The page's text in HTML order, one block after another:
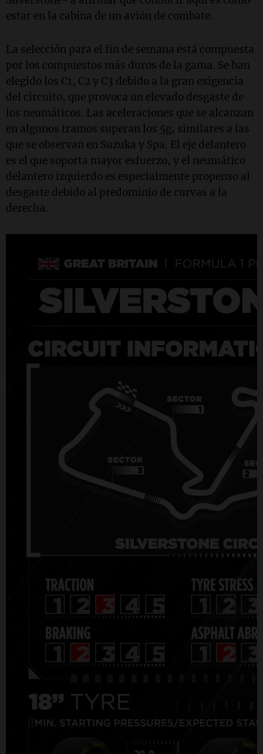
estar en la cabina de un avión de combate.
La selección para el fin de semana está compuesta
por los compuestos más duros de la gama. Se han
elegido los C1, C2 y C3 debido a la gran exigencia
del circuito, que provoca un elevado desgaste de
los neumáticos. Las aceleraciones que se alcanzan
en algunos tramos superan los 5g, similares a las
que se observan en Suzuka y Spa. El eje delantero
es el que soporta mayor esfuerzo, y el neumático
delantero izquierdo es especialmente propenso al
desgaste debido al predominio de curvas a la
derecha.